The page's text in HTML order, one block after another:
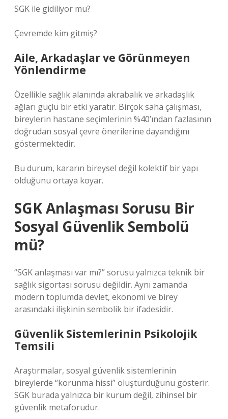
SGK ile gidiliyor mu?
Çevremde kim gitmiş?
Aile, Arkadaşlar ve Görünmeyen
Yönlendirme
Özellikle sağlık alanında akrabalık ve arkadaşlık
ağları güçlü bir etki yaratır. Birçok saha çalışması,
bireylerin hastane seçimlerinin %40’ından fazlasının
doğrudan sosyal çevre önerilerine dayandığını
göstermektedir.
Bu durum, kararın bireysel değil kolektif bir yapı
olduğunu ortaya koyar.
SGK Anlaşması Sorusu Bir
Sosyal Güvenlik Sembolü
mü?
“SGK anlaşması var mı?” sorusu yalnızca teknik bir
sağlık sigortası sorusu değildir. Aynı zamanda
modern toplumda devlet, ekonomi ve birey
arasındaki ilişkinin sembolik bir ifadesidir.
Güvenlik Sistemlerinin Psikolojik
Temsili
Araştırmalar, sosyal güvenlik sistemlerinin
bireylerde “korunma hissi” oluşturduğunu gösterir.
SGK burada yalnızca bir kurum değil, zihinsel bir
güvenlik metaforudur.